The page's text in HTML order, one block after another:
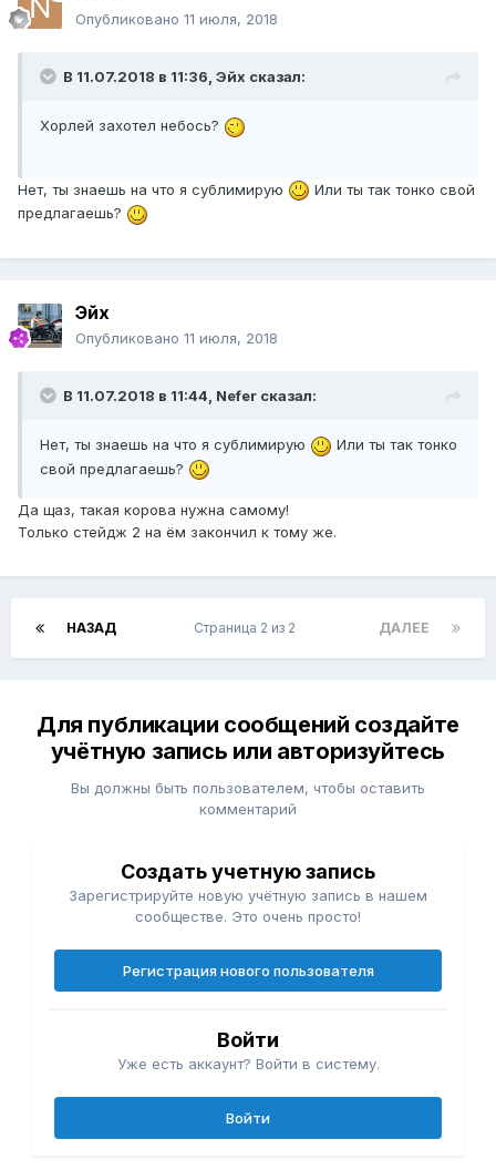
Опубликовано 11 июля, 2018
В 11.07.2018 в 11:36, Эйх сказал:
Хорлей захотел небось?
Нет, ты знаешь на что я сублимирую
Или ты так тонко свой
предлагаешь?
Эйх
Опубликовано 11 июля, 2018
В 11.07.2018 в 11:44, Nefer сказал:
Нет, ты знаешь на что я сублимирую
Или ты так тонко
свой предлагаешь?
Да щаз, такая корова нужна самому!
Только стейдж 2 на ём закончил к тому же.
НАЗАД ДАЛЕЕ
Страница 2 из 2
Для публикации сообщений создайте
учётную запись или авторизуйтесь
Вы должны быть пользователем, чтобы оставить
комментарий
Создать учетную запись
Зарегистрируйте новую учётную запись в нашем
сообществе. Это очень просто!
Регистрация нового пользователя
Войти
Уже есть аккаунт? Войти в систему.
Войти